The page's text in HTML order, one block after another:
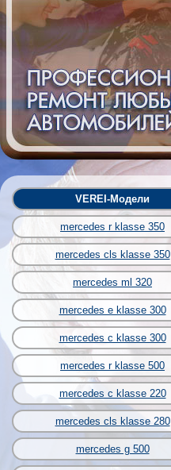
VEREI-Модели
mercedes r klasse 350
mercedes cls klasse 350
mercedes ml 320
mercedes e klasse 300
mercedes c klasse 300
mercedes r klasse 500
mercedes c klasse 220
mercedes cls klasse 280
mercedes g 500